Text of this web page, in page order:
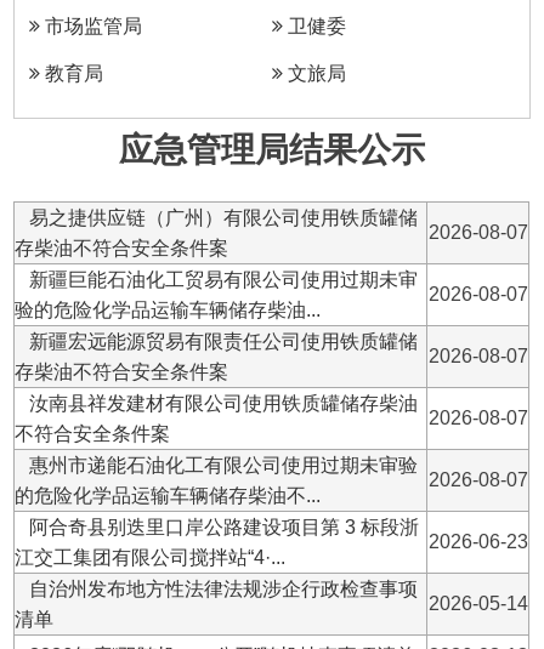
应急管理局结果公示
易之捷供应链（广州）有限公司使用铁质罐储
新疆巨能石油化工贸易有限公司使用过期未审
验的危险化学品运输车辆储存柴油...
2026-08-07
存柴油不符合安全条件案
2026-08-07
汝南县祥发建材有限公司使用铁质罐储存柴油
不符合安全条件案
惠州市递能石油化工有限公司使用过期未审验
的危险化学品运输车辆储存柴油不...
阿合奇县别迭里口岸公路建设项目第 3 标段浙
江交工集团有限公司搅拌站“4·...
2026-06-23
自治州发布地方性法律法规涉企行政检查事项
清单
2026-05-14
2026年度“双随机、一公开”随机抽查事项清单 2026-03-18
2026年阿合奇县应急管理局惠民惠农财政补贴
政策清单
2026-02-16
阿合奇县应急管理局2025年“双随机、一公
开”第四季度执法检查结果公示
阿合奇县应急管理局2025年“双随机、一公
开”第三季度执法检查结果公示